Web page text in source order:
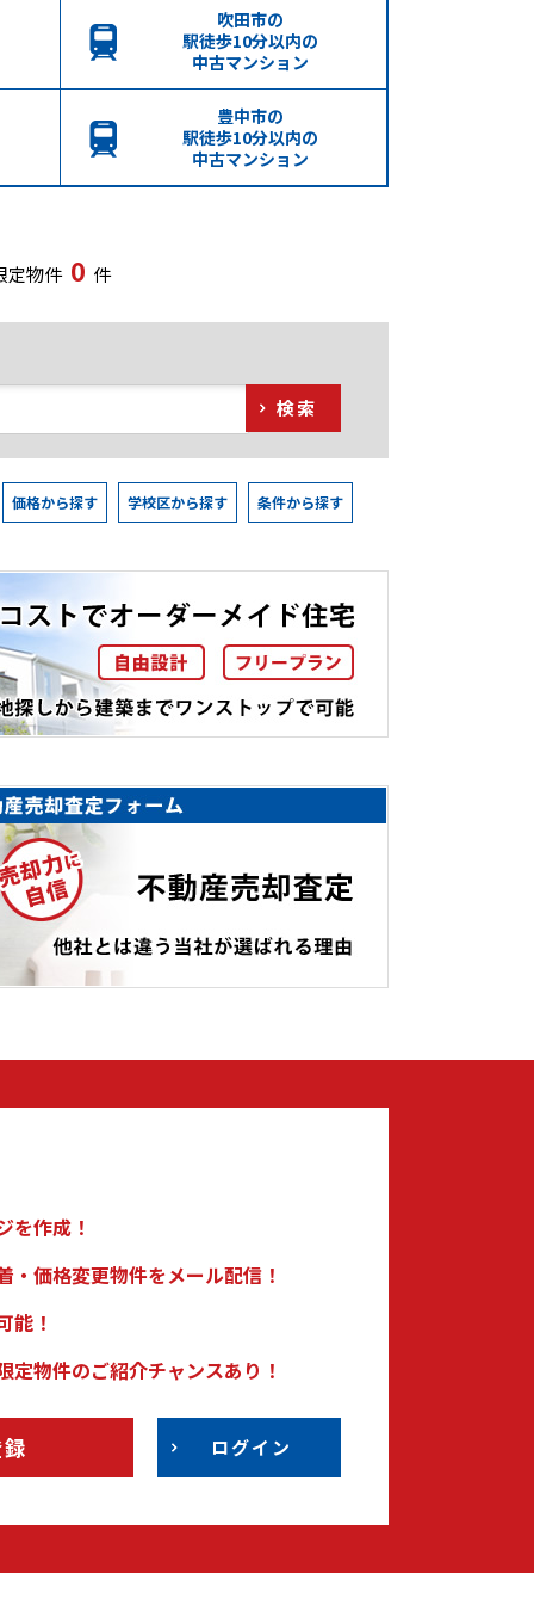
吹田市の
駅徒歩10分以内の
中古マンション
豊中市の
駅徒歩10分以内の
中古マンション
定物件 0 件
検索
価格から探す 学校区から探す 条件から探す
を作成！
・価格変更物件をメール配信！
能！
定物件のご紹介チャンスあり！
ログイン